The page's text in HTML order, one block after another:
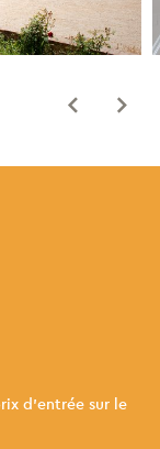
d'entrée sur le